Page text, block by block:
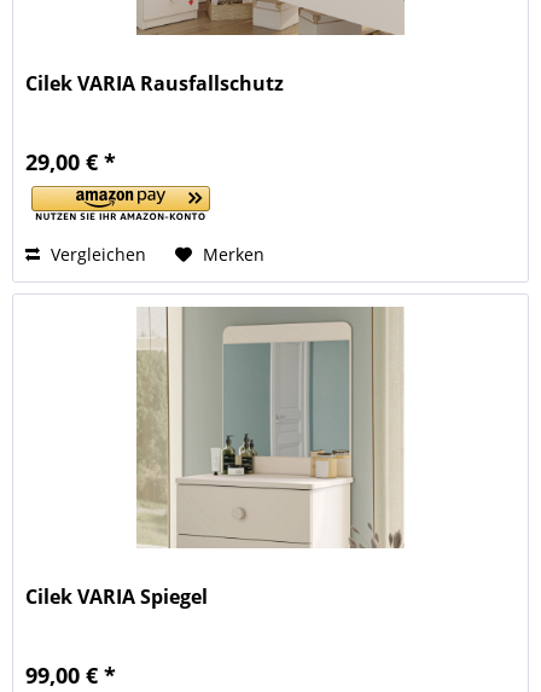
Cilek VARIA Rausfallschutz
29,00 € *
Vergleichen Merken
Cilek VARIA Spiegel
99,00 € *